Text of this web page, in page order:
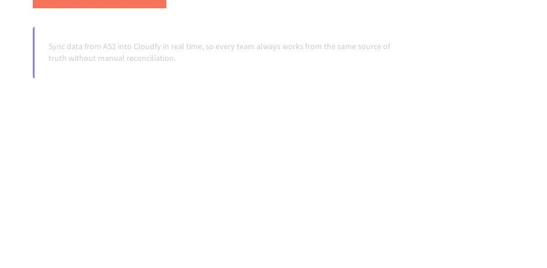
Sync data from AS2 into Cloudfy in real time, so every team always works from the same source of
truth without manual reconciliation.